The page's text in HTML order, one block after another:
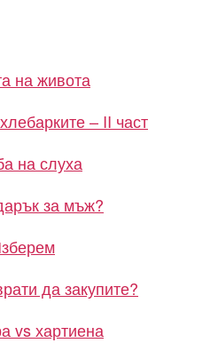
на живота
– II част
на слуха
за мъж?
да закупите?
vs хартиена